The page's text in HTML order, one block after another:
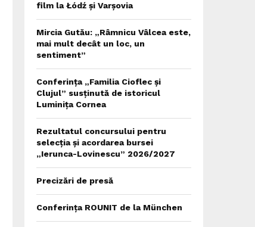
film la Łódź și Varșovia
Mircia Gutău: „Râmnicu Vâlcea este,
mai mult decât un loc, un
sentiment”
Conferința „Familia Cioflec și
Clujul” susținută de istoricul
Luminița Cornea
Rezultatul concursului pentru
selecția și acordarea bursei
„Ierunca-Lovinescu” 2026/2027
Precizări de presă
Conferința ROUNIT de la München